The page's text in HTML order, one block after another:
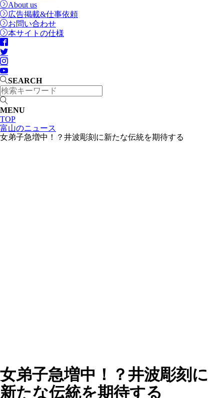
About us
広告掲載&仕事依頼
お問い合わせ
本サイトの仕様
SEARCH
MENU
TOP
富山のニュース
女弟子急増中！？井波彫刻に新たな伝統を期待する
女弟子急増中！？井波彫刻に
新たな伝統を期待する